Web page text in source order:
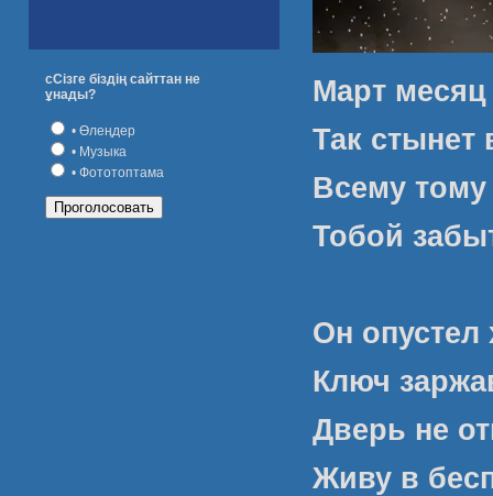
сСізге біздің сайттан не
ұнады?
• Өлеңдер
• Музыка
• Фототоптама
Март
Так стынет
Всему
Тобой
Он
Ключ
Дверь не
Живу в